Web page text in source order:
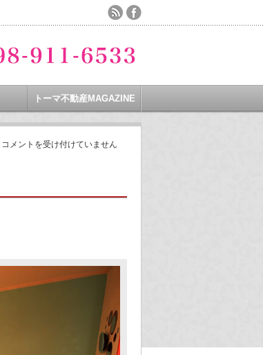
トーマ不動産MAGAZINE
戸
了
コメントを受け付けていません